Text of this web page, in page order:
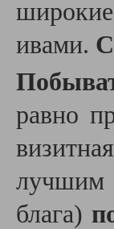
ивами.
равно
лучшим
блага)